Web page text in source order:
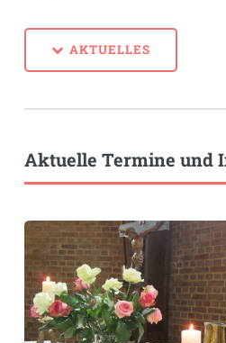
AKTUELLES
Aktuelle Termine und